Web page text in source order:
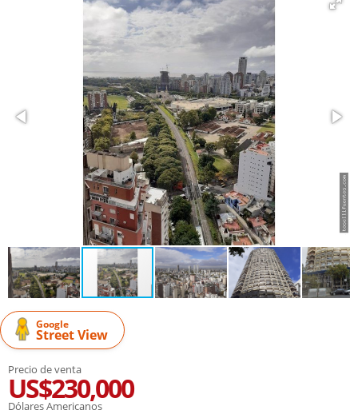
Google
Street View
Precio de venta
US$230,000
Dólares Americanos